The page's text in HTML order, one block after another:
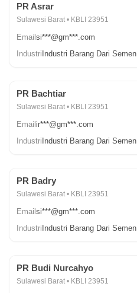
PR Asrar
Sulawesi Barat • KBLI 23951
Emailsi***@gm***.com
IndustriIndustri Barang Dari Semen
PR Bachtiar
Sulawesi Barat • KBLI 23951
Emailir***@gm***.com
IndustriIndustri Barang Dari Semen
PR Badry
Sulawesi Barat • KBLI 23951
Emailsi***@gm***.com
IndustriIndustri Barang Dari Semen
PR Budi Nurcahyo
Sulawesi Barat • KBLI 23951